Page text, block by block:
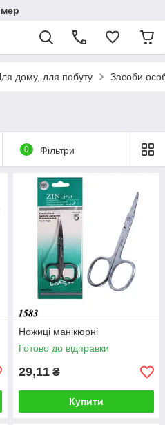
дому, для побуту Засоби
0 Фільтри
Ножиці манікюрні
Готово до відправки
29,11 ₴
Купити